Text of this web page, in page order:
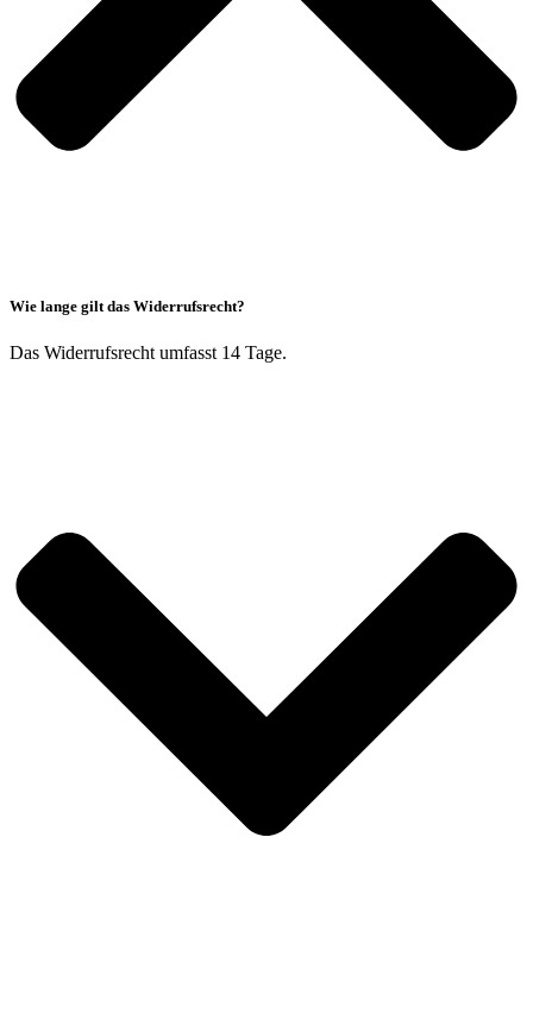
Wie lange gilt das Widerrufsrecht?
Das Widerrufsrecht umfasst 14 Tage.